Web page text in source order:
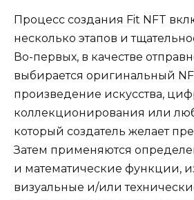
Процесс создания Fit NFT
несколько этапов и
Во-первых, в качестве
выбирается оригинальный
произведение искусства,
коллекционирования или
который создатель желает
Затем применяются
и математические функции,
визуальные и/или